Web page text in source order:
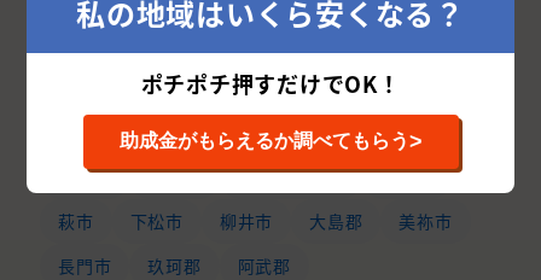
山口県の市区町村から外壁塗装業者を探す
山口市 光市 宇部市
岩国市
防府市
周南市 山陽小野田市
熊毛郡
萩市
下松市 柳井市 大島郡
美祢市
長門市
玖珂郡 阿武郡
私の地域はいくら安くなる？
ポチポチ押すだけでOK！
助成金がもらえるか調べてもらう>